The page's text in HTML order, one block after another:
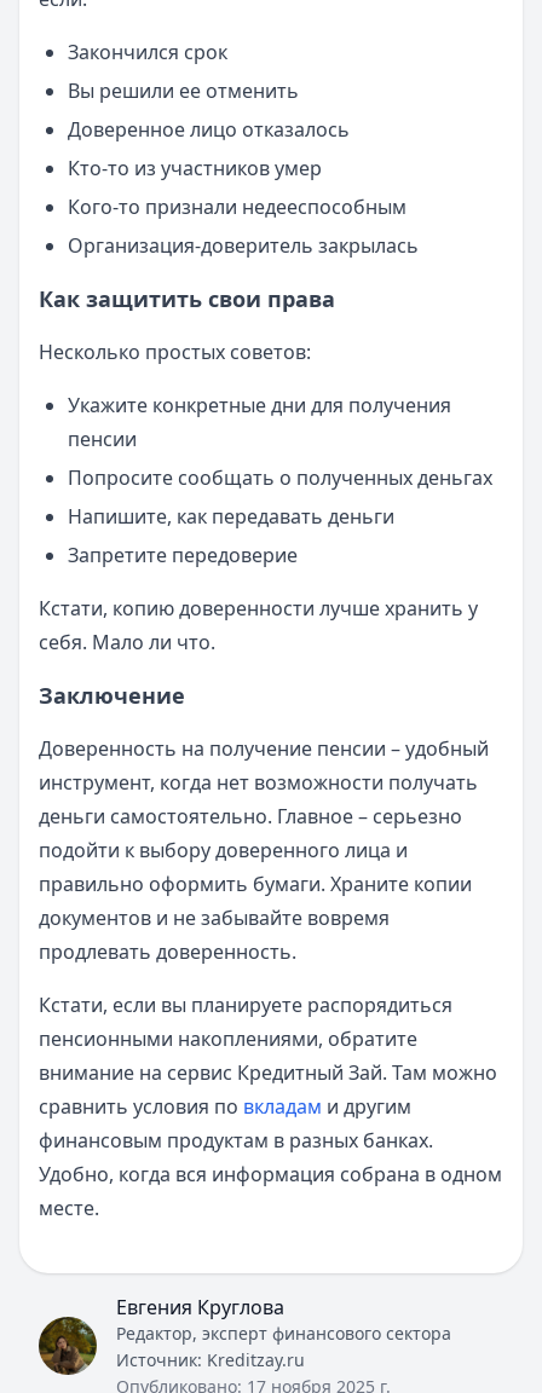
Закончился срок
Вы решили ее отменить
Доверенное лицо отказалось
Кто-то из участников умер
Кого-то признали недееспособным
Организация-доверитель закрылась
Как защитить свои права
Несколько простых советов:
Укажите конкретные дни для получения
пенсии
Попросите сообщать о полученных деньгах
Напишите, как передавать деньги
Запретите передоверие
Кстати, копию доверенности лучше хранить у
себя. Мало ли что.
Заключение
Доверенность на получение пенсии – удобный
инструмент, когда нет возможности получать
деньги самостоятельно. Главное – серьезно
подойти к выбору доверенного лица и
правильно оформить бумаги. Храните копии
документов и не забывайте вовремя
продлевать доверенность.
Кстати, если вы планируете распорядиться
пенсионными накоплениями, обратите
внимание на сервис Кредитный Зай. Там можно
сравнить условия по вкладам и другим
финансовым продуктам в разных банках.
Удобно, когда вся информация собрана в одном
месте.
Евгения Круглова
Редактор, эксперт финансового сектора
Источник: Kreditzay.ru
Опубликовано: 17 ноября 2025 г.